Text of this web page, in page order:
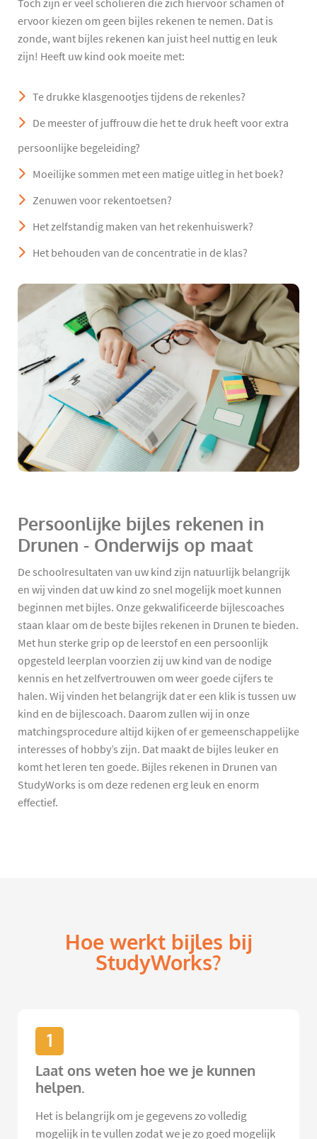
Toch zijn er veel scholieren die zich hiervoor schamen of
ervoor kiezen om geen bijles rekenen te nemen. Dat is
zonde, want bijles rekenen kan juist heel nuttig en leuk
zijn! Heeft uw kind ook moeite met:
Te drukke klasgenootjes tijdens de rekenles?
De meester of juffrouw die het te druk heeft voor extra
persoonlijke begeleiding?
Moeilijke sommen met een matige uitleg in het boek?
Zenuwen voor rekentoetsen?
Het zelfstandig maken van het rekenhuiswerk?
Het behouden van de concentratie in de klas?
Persoonlijke bijles rekenen in
Drunen - Onderwijs op maat
De schoolresultaten van uw kind zijn natuurlijk belangrijk
en wij vinden dat uw kind zo snel mogelijk moet kunnen
beginnen met bijles. Onze gekwalificeerde bijlescoaches
staan klaar om de beste bijles rekenen in Drunen te bieden.
Met hun sterke grip op de leerstof en een persoonlijk
opgesteld leerplan voorzien zij uw kind van de nodige
kennis en het zelfvertrouwen om weer goede cijfers te
halen. Wij vinden het belangrijk dat er een klik is tussen uw
kind en de bijlescoach. Daarom zullen wij in onze
matchingsprocedure altijd kijken of er gemeenschappelijke
interesses of hobby’s zijn. Dat maakt de bijles leuker en
komt het leren ten goede. Bijles rekenen in Drunen van
StudyWorks is om deze redenen erg leuk en enorm
effectief.
Hoe werkt bijles bij
StudyWorks?
1
Laat ons weten hoe we je kunnen
helpen.
Het is belangrijk om je gegevens zo volledig
mogelijk in te vullen zodat we je zo goed mogelijk